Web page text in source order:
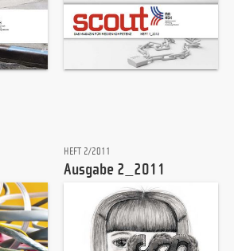
HEFT 2/2011
Ausgabe 2_2011